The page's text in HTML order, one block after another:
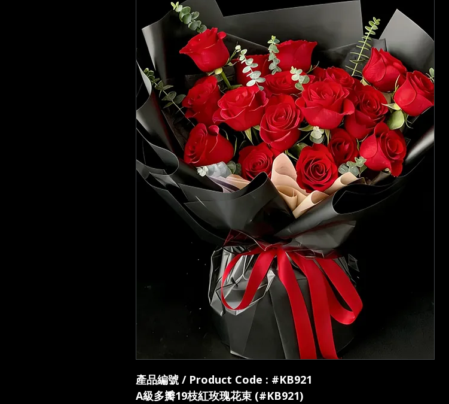
產品編號 / Product Code : #KB921
A級多瓣19枝紅玫瑰花束 (#KB921)